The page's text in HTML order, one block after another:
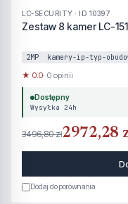
LC-SECURITY · ID 10397
Zestaw 8 kamer LC-
2MP kamery-ip-typ-
★ 0.0· 0 opinii
Dostępny
Wysyłka 24h
3496,80 zł2972,28
Dodaj do porównania